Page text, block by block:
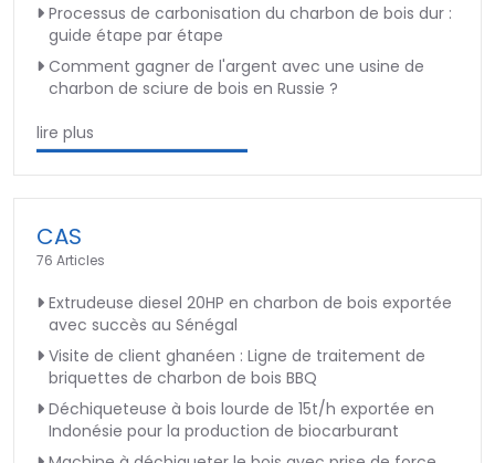
Processus de carbonisation du charbon de bois dur :
guide étape par étape
Comment gagner de l'argent avec une usine de
charbon de sciure de bois en Russie ?
lire plus
CAS
76 Articles
Extrudeuse diesel 20HP en charbon de bois exportée
avec succès au Sénégal
Visite de client ghanéen : Ligne de traitement de
briquettes de charbon de bois BBQ
Déchiqueteuse à bois lourde de 15t/h exportée en
Indonésie pour la production de biocarburant